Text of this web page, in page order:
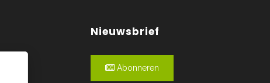
Nieuwsbrief
Abonneren